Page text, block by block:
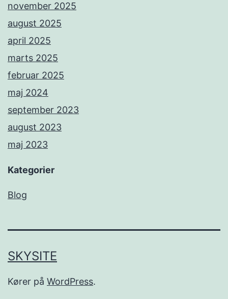
november 2025
august 2025
april 2025
marts 2025
februar 2025
maj 2024
september 2023
august 2023
maj 2023
Kategorier
Blog
SKYSITE
Kører på WordPress.